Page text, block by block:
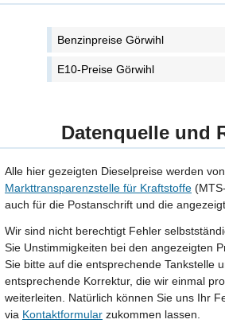
Benzinpreise Görwihl
E10-Preise Görwihl
Datenquelle und
Alle hier gezeigten Dieselpreise werden
Markttransparenzstelle für Kraftstoffe
auch für die Postanschrift und die
Wir sind nicht berechtigt Fehler
Sie Unstimmigkeiten bei den angezeigten
Sie bitte auf die entsprechende Tankstelle
entsprechende Korrektur, die wir einmal
weiterleiten. Natürlich können Sie uns Ihr
via Kontaktformular zukommen lassen.